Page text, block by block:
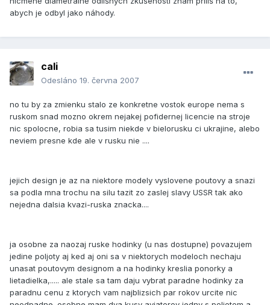
abych je odbyl jako náhody.
cali
Odesláno 19. června 2007
no tu by za zmienku stalo ze konkretne vostok europe nema s
ruskom snad mozno okrem nejakej pofidernej licencie na stroje
nic spolocne, robia sa tusim niekde v bielorusku ci ukrajine, alebo
neviem presne kde ale v rusku nie ....
jejich design je az na niektore modely vyslovene poutovy a snazi
sa podla mna trochu na silu tazit zo zaslej slavy USSR tak ako
nejedna dalsia kvazi-ruska znacka....
ja osobne za naozaj ruske hodinky (u nas dostupne) povazujem
jedine poljoty aj ked aj oni sa v niektorych modeloch nechaju
unasat poutovym designom a na hodinky kreslia ponorky a
lietadielka,..... ale stale sa tam daju vybrat paradne hodinky za
paradnu cenu z ktorych vam najblizsich par rokov urcite nic